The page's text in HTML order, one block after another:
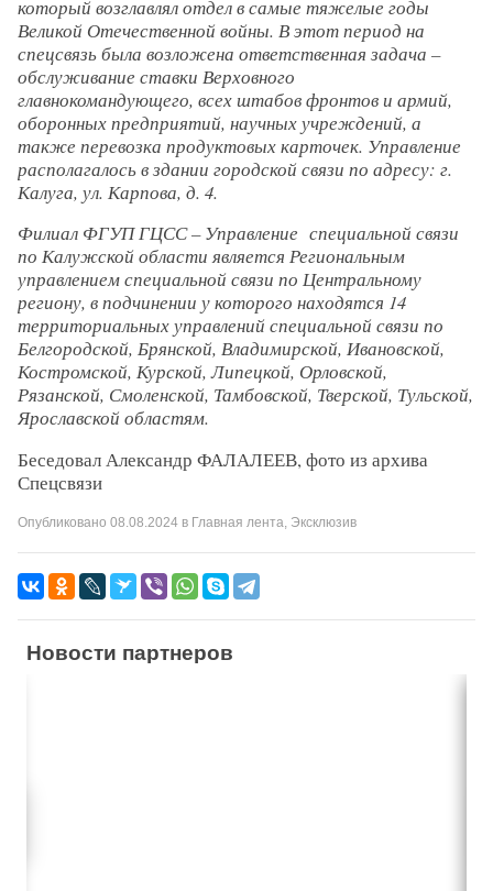
который возглавлял отдел в самые тяжелые годы
Великой Отечественной войны. В этот период на
спецсвязь была возложена ответственная задача –
обслуживание ставки Верховного
главнокомандующего, всех штабов фронтов и армий,
оборонных предприятий, научных учреждений, а
также перевозка продуктовых карточек. Управление
располагалось в здании городской связи по адресу: г.
Калуга, ул. Карпова, д. 4.
Филиал ФГУП ГЦСС – Управление специальной связи
по Калужской области является Региональным
управлением специальной связи по Центральному
региону, в подчинении у которого находятся 14
территориальных управлений специальной связи по
Белгородской, Брянской, Владимирской, Ивановской,
Костромской, Курской, Липецкой, Орловской,
Рязанской, Смоленской, Тамбовской, Тверской, Тульской,
Ярославской областям.
Беседовал Александр ФАЛАЛЕЕВ, фото из архива
Спецсвязи
Опубликовано 08.08.2024 в Главная лента, Эксклюзив
Новости партнеров